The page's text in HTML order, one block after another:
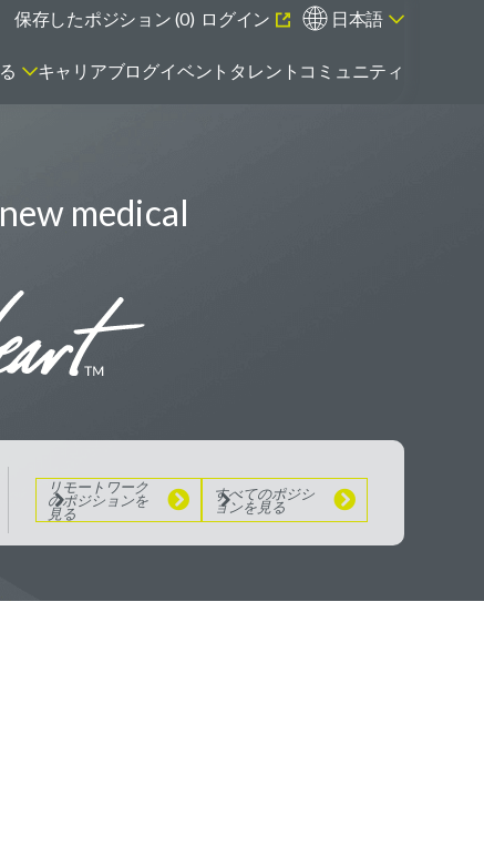
日本語
ログイン
保存したポジション (0)
エマージング・タレントとは
見る
キャリアブログイベント タレントコミュニティ
medical
リモートワーク
のポジションを
見る
すべてのポジシ
ョンを見る